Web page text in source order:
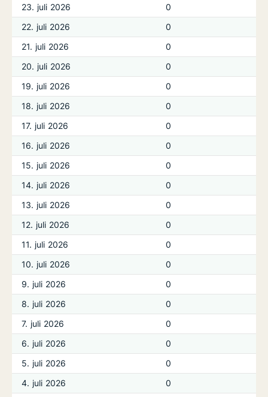
23. juli 2026
0
22. juli 2026
0
21. juli 2026
0
20. juli 2026
0
19. juli 2026
0
18. juli 2026
0
17. juli 2026
0
16. juli 2026
0
15. juli 2026
0
14. juli 2026
0
13. juli 2026
0
12. juli 2026
0
11. juli 2026
0
10. juli 2026
0
9. juli 2026
0
8. juli 2026
0
7. juli 2026
0
6. juli 2026
0
5. juli 2026
0
4. juli 2026
0